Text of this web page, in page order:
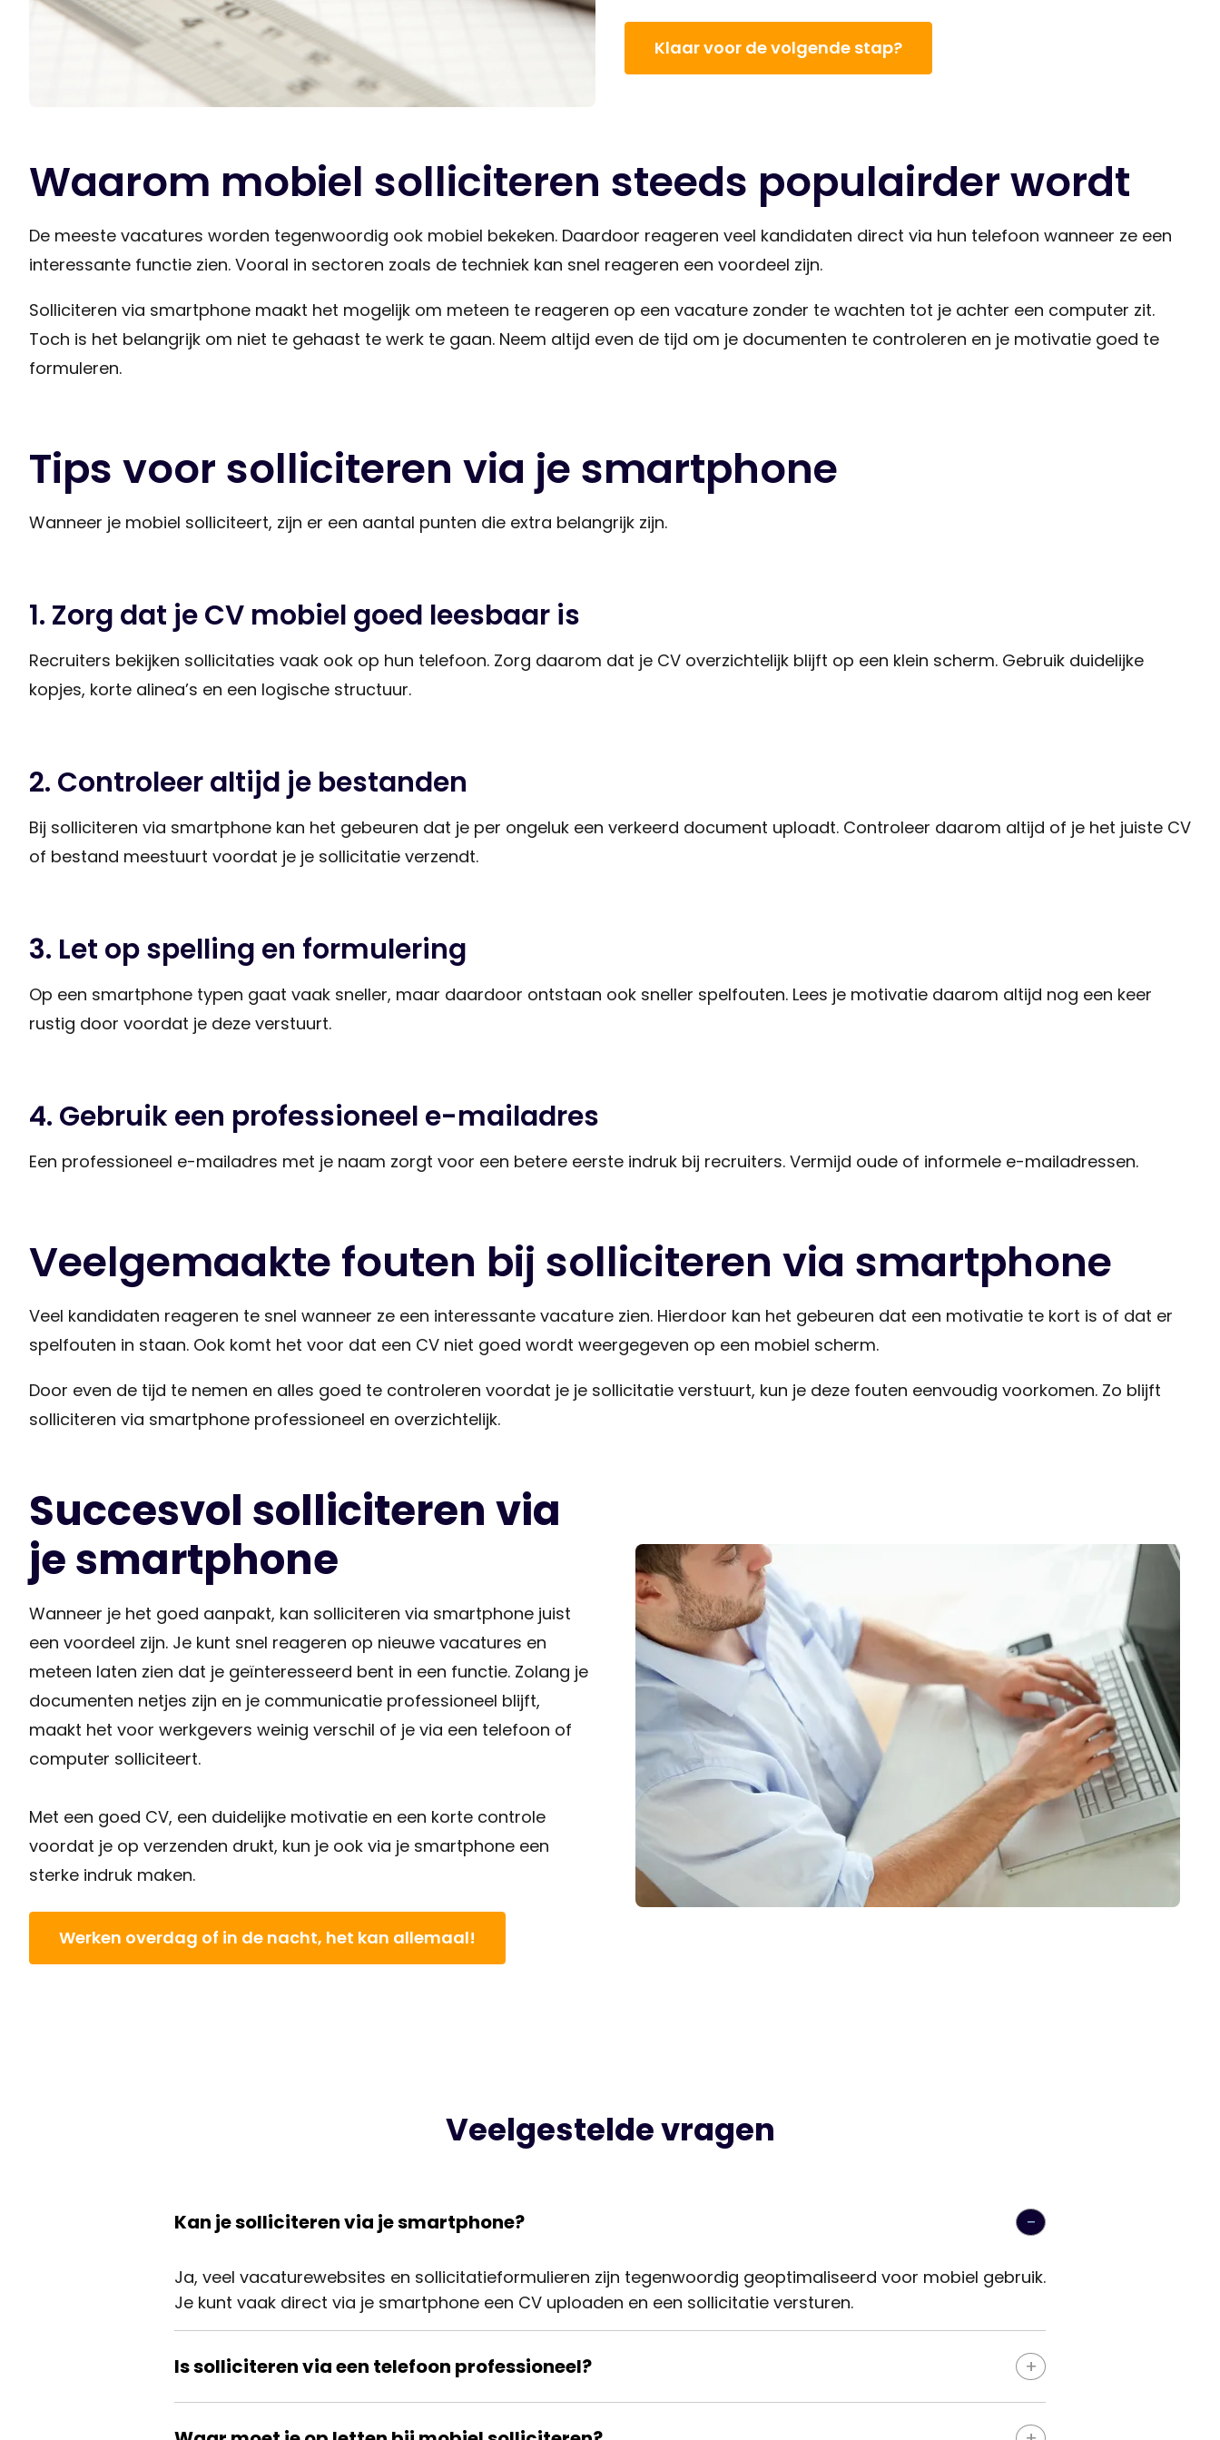
Klaar voor de volgende stap?
Waarom mobiel solliciteren steeds populairder wordt
De meeste vacatures worden tegenwoordig ook mobiel bekeken. Daardoor reageren veel kandidaten direct via hun telefoon wanneer ze een
interessante functie zien. Vooral in sectoren zoals de techniek kan snel reageren een voordeel zijn.
Solliciteren via smartphone maakt het mogelijk om meteen te reageren op een vacature zonder te wachten tot je achter een computer zit.
Toch is het belangrijk om niet te gehaast te werk te gaan. Neem altijd even de tijd om je documenten te controleren en je motivatie goed te
formuleren.
Tips voor solliciteren via je smartphone
Wanneer je mobiel solliciteert, zijn er een aantal punten die extra belangrijk zijn.
1. Zorg dat je CV mobiel goed leesbaar is
Recruiters bekijken sollicitaties vaak ook op hun telefoon. Zorg daarom dat je CV overzichtelijk blijft op een klein scherm. Gebruik duidelijke
kopjes, korte alinea’s en een logische structuur.
2. Controleer altijd je bestanden
Bij solliciteren via smartphone kan het gebeuren dat je per ongeluk een verkeerd document uploadt. Controleer daarom altijd of je het juiste CV
of bestand meestuurt voordat je je sollicitatie verzendt.
3. Let op spelling en formulering
Op een smartphone typen gaat vaak sneller, maar daardoor ontstaan ook sneller spelfouten. Lees je motivatie daarom altijd nog een keer
rustig door voordat je deze verstuurt.
4. Gebruik een professioneel e-mailadres
Een professioneel e-mailadres met je naam zorgt voor een betere eerste indruk bij recruiters. Vermijd oude of informele e-mailadressen.
Veelgemaakte fouten bij solliciteren via smartphone
Veel kandidaten reageren te snel wanneer ze een interessante vacature zien. Hierdoor kan het gebeuren dat een motivatie te kort is of dat er
spelfouten in staan. Ook komt het voor dat een CV niet goed wordt weergegeven op een mobiel scherm.
Door even de tijd te nemen en alles goed te controleren voordat je je sollicitatie verstuurt, kun je deze fouten eenvoudig voorkomen. Zo blijft
solliciteren via smartphone professioneel en overzichtelijk.
Succesvol solliciteren via
je smartphone
Wanneer je het goed aanpakt, kan solliciteren via smartphone juist
een voordeel zijn. Je kunt snel reageren op nieuwe vacatures en
meteen laten zien dat je geïnteresseerd bent in een functie. Zolang je
documenten netjes zijn en je communicatie professioneel blijft,
maakt het voor werkgevers weinig verschil of je via een telefoon of
computer solliciteert.
Met een goed CV, een duidelijke motivatie en een korte controle
voordat je op verzenden drukt, kun je ook via je smartphone een
sterke indruk maken.
Werken overdag of in de nacht, het kan allemaal!
Veelgestelde vragen
Kan je solliciteren via je smartphone?
Ja, veel vacaturewebsites en sollicitatieformulieren zijn tegenwoordig geoptimaliseerd voor mobiel gebruik.
Je kunt vaak direct via je smartphone een CV uploaden en een sollicitatie versturen.
Is solliciteren via een telefoon professioneel?